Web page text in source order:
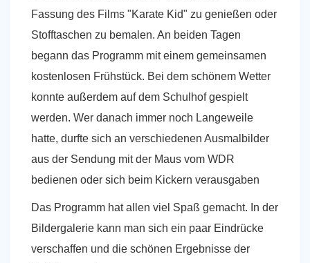
Fassung des Films "Karate Kid" zu genießen oder
Stofftaschen zu bemalen. An beiden Tagen
begann das Programm mit einem gemeinsamen
kostenlosen Frühstück. Bei dem schönem Wetter
konnte außerdem auf dem Schulhof gespielt
werden. Wer danach immer noch Langeweile
hatte, durfte sich an verschiedenen Ausmalbilder
aus der Sendung mit der Maus vom WDR
bedienen oder sich beim Kickern verausgaben
Das Programm hat allen viel Spaß gemacht. In der
Bildergalerie kann man sich ein paar Eindrücke
verschaffen und die schönen Ergebnisse der